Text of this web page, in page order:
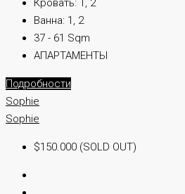
Кровать:
1, 2
Ванна: 1, 2
37 - 61 Sqm
АПАРТАМЕНТЫ
Подробности
Sophie
Sophie
$150.000 (SOLD OUT)